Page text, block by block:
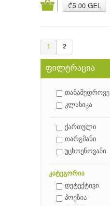
₾5.00 GEL
1 2
ფილტრაცია
თანამედროვე
კლასიკა
ქართული
თარგმანი
უცხოენოვანი
კატეგორია
დეტექტივი
პოეზია